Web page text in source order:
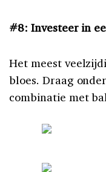
#8: Investeer in
Het meest
bloes. Draag
combinatie met